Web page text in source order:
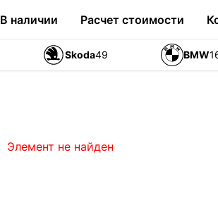
В наличии Расчет стоимости
Skoda49 BMW
Элемент не найден